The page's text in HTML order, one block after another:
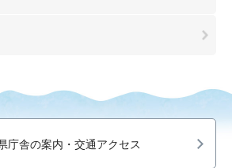
庁舎の案内・交通アクセス